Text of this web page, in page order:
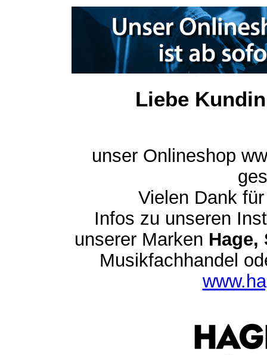
Liebe
unser Onlineshop
Vielen Dank
Infos zu unseren
unserer Marken Hage,
Musikfachhandel